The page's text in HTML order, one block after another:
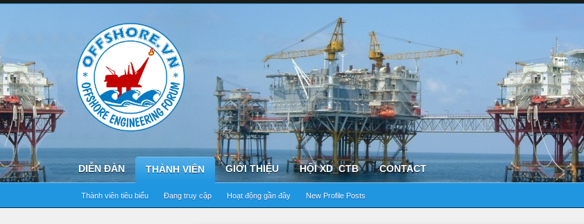
DIỄN ĐÀN THÀNH VIÊN
Thành viên tiêu biểu Đang truy cập Hoạt động gần đây New Profile Posts
GIỚI THIỆU HỘI XD_CTB CONTACT